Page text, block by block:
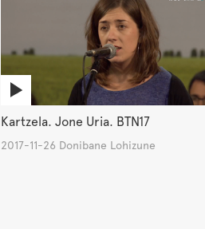
Kartzela. Jone Uria. BTN17
2017-11-26 Donibane Lohizune